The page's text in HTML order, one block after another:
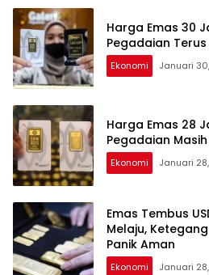
Harga Emas 30
Pegadaian
Ekonomi Januari
Harga Emas 28
Pegadaian
Ekonomi Januari
Emas Tembus
Melaju,
Panik Aman
Ekonomi Januari